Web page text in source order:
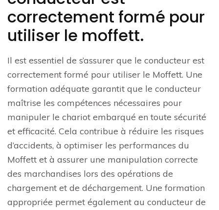
correctement formé pour
utiliser le moffett.
Il est essentiel de s’assurer que le conducteur est
correctement formé pour utiliser le Moffett. Une
formation adéquate garantit que le conducteur
maîtrise les compétences nécessaires pour
manipuler le chariot embarqué en toute sécurité
et efficacité. Cela contribue à réduire les risques
d’accidents, à optimiser les performances du
Moffett et à assurer une manipulation correcte
des marchandises lors des opérations de
chargement et de déchargement. Une formation
appropriée permet également au conducteur de